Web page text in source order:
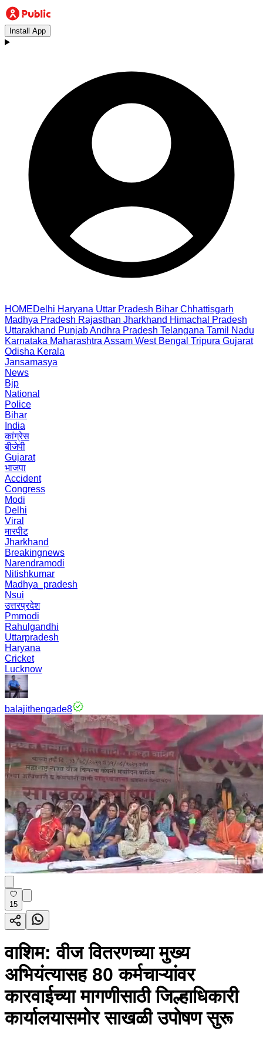
Install App
HOMEDelhi Haryana Uttar Pradesh Bihar Chhattisgarh
Madhya Pradesh Rajasthan Jharkhand Himachal Pradesh
Uttarakhand PunjabAndhra Pradesh Telangana Tamil Nadu
Karnataka Maharashtra Assam West Bengal Tripura Gujarat
Odisha Kerala
Jansamasya
News
Bjp
National
Police
Bihar
India
कांग्रेस
बीजेपी
Gujarat
भाजपा
Accident
Congress
Modi
Delhi
Viral
मारपीट
Jharkhand
Breakingnews
Narendramodi
Nitishkumar
Madhya_pradesh
Nsui
उत्तरप्रदेश
Pmmodi
Rahulgandhi
Uttarpradesh
Haryana
Cricket
Lucknow
balajithengade8
15
वाशिम: वीज वितरणच्या मुख्य
अभियंत्यासह 80 कर्मचाऱ्यांवर
कारवाईच्या मागणीसाठी जिल्हाधिकारी
कार्यालयासमोर साखळी उपोषण सुरू